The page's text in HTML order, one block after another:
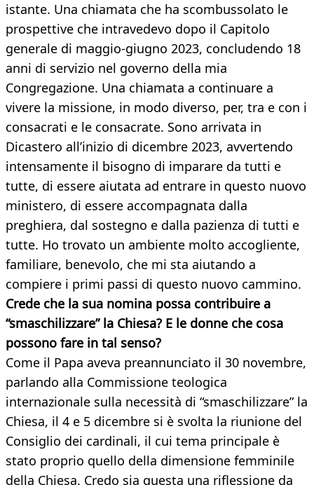
istante. Una chiamata che ha scombussolato le
prospettive che intravedevo dopo il Capitolo
generale di maggio-giugno 2023, concludendo 18
anni di servizio nel governo della mia
Congregazione. Una chiamata a continuare a
vivere la missione, in modo diverso, per, tra e con i
consacrati e le consacrate. Sono arrivata in
Dicastero all’inizio di dicembre 2023, avvertendo
intensamente il bisogno di imparare da tutti e
tutte, di essere aiutata ad entrare in questo nuovo
ministero, di essere accompagnata dalla
preghiera, dal sostegno e dalla pazienza di tutti e
tutte. Ho trovato un ambiente molto accogliente,
familiare, benevolo, che mi sta aiutando a
compiere i primi passi di questo nuovo cammino.
Crede che la sua nomina possa contribuire a
“smaschilizzare” la Chiesa? E le donne che cosa
possono fare in tal senso?
Come il Papa aveva preannunciato il 30 novembre,
parlando alla Commissione teologica
internazionale sulla necessità di “smaschilizzare” la
Chiesa, il 4 e 5 dicembre si è svolta la riunione del
Consiglio dei cardinali, il cui tema principale è
stato proprio quello della dimensione femminile
della Chiesa. Credo sia questa una riflessione da